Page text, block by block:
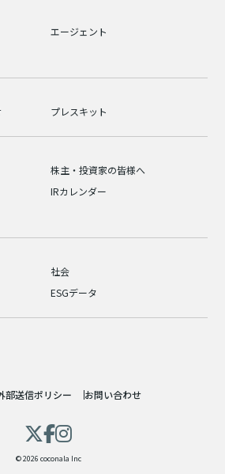
エージェント
プレスキット
株主・投資家の皆様へ
IRカレンダー
社会
ESGデータ
部送信ポリシー お問い合わせ
© 2026 coconala Inc